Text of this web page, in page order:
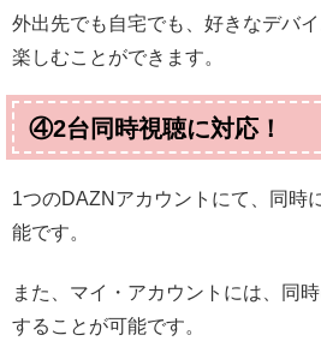
外出先でも自宅でも、好きなデバ
楽しむことができます。
④2台同時視聴に対応！
1つのDAZNアカウントにて、同時
能です。
また、マイ・アカウントには、同
することが可能です。